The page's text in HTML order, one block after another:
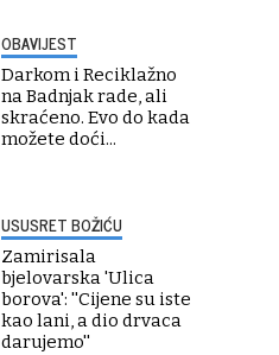
OBAVIJEST
Darkom i Reciklažno
na Badnjak rade, ali
skraćeno. Evo do kada
možete doći...
USUSRET BOŽIĆU
Zamirisala
bjelovarska 'Ulica
borova': ''Cijene su iste
kao lani, a dio drvaca
darujemo''